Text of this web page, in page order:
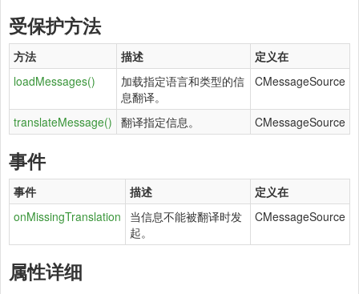
受保护方法
方法 描述
定义在
loadMessages()
加载指定语言和类型的信
息翻译。
CMessageSource
translateMessage() 翻译指定信息。 CMessageSource
事件
事件 描述
定义在
onMissingTranslation
当信息不能被翻译时发
起。
CMessageSource
属性详细